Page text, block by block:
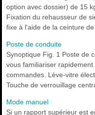
option avec dossier) de 15
Fixation du rehausseur de
fixe à l'aide de la ceinture de
Poste de conduite
Synoptique Fig. 1 Poste de
vous familiariser
commandes. Lève-vitre
Touche de verrouillage
Mode manuel
Si un rapport supérieur est